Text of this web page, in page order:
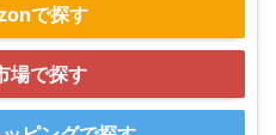
で探す
場で探す